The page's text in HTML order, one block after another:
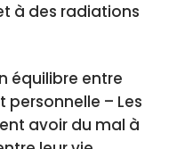
à des radiations
équilibre entre
– Les
avoir du mal à